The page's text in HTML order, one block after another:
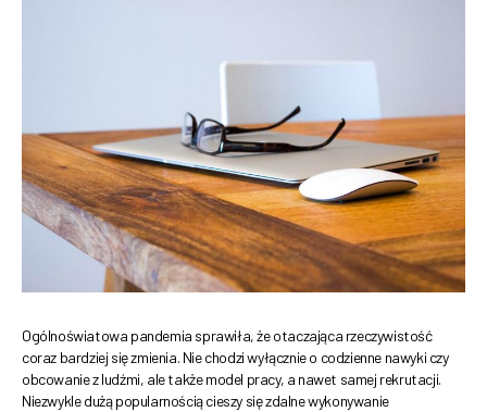
Ogólnoświatowa pandemia sprawiła, że otaczająca rzeczywistość
coraz bardziej się zmienia. Nie chodzi wyłącznie o codzienne nawyki czy
obcowanie z ludźmi, ale także model pracy, a nawet samej rekrutacji.
Niezwykle dużą popularnością cieszy się zdalne wykonywanie